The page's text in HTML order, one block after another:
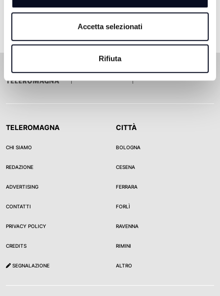
Accetta selezionati
Rifiuta
TELEROMAGNA
CHI SIAMO
REDAZIONE
ADVERTISING
CONTATTI
PRIVACY POLICY
CREDITS
SEGNALAZIONE
CITTÀ
BOLOGNA
CESENA
FERRARA
FORLÌ
RAVENNA
RIMINI
ALTRO